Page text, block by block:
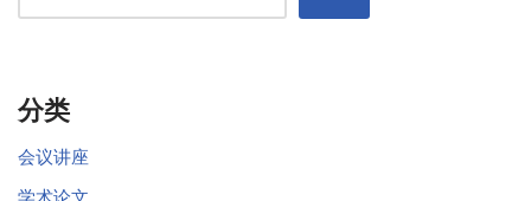
分类
会议讲座
学术论文